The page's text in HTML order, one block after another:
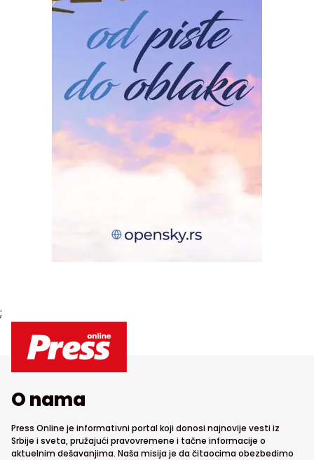
;
O nama
Press Online je informativni portal koji donosi najnovije vesti iz
Srbije i sveta, pružajući pravovremene i tačne informacije o
aktuelnim dešavanjima. Naša misija je da čitaocima obezbedimo